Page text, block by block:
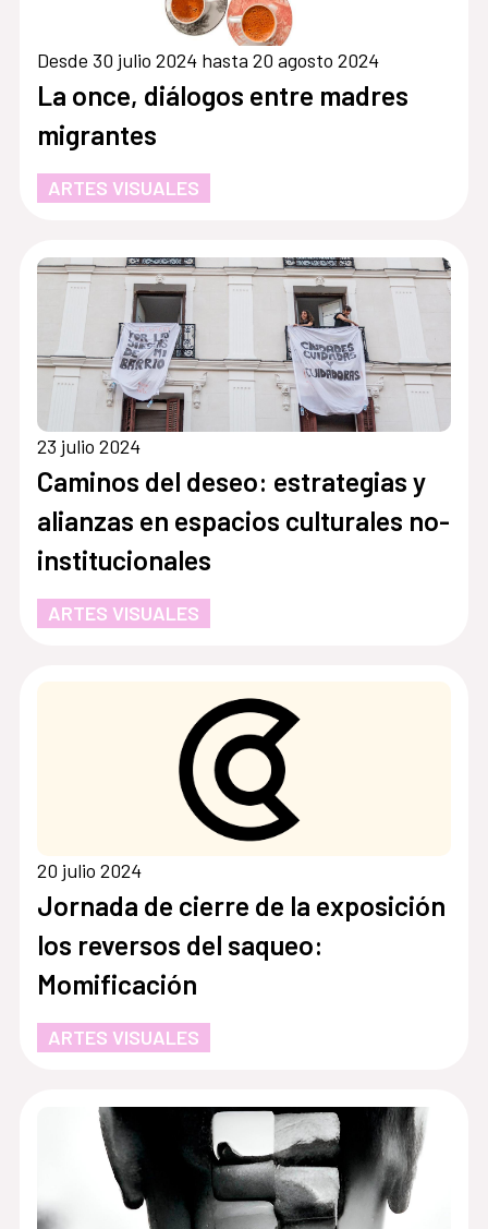
Desde 30 julio 2024 hasta 20 agosto 2024
La once, diálogos entre madres
migrantes
ARTES VISUALES
23 julio 2024
Caminos del deseo: estrategias y
alianzas en espacios culturales no-
institucionales
ARTES VISUALES
20 julio 2024
Jornada de cierre de la exposición
los reversos del saqueo:
Momificación
ARTES VISUALES